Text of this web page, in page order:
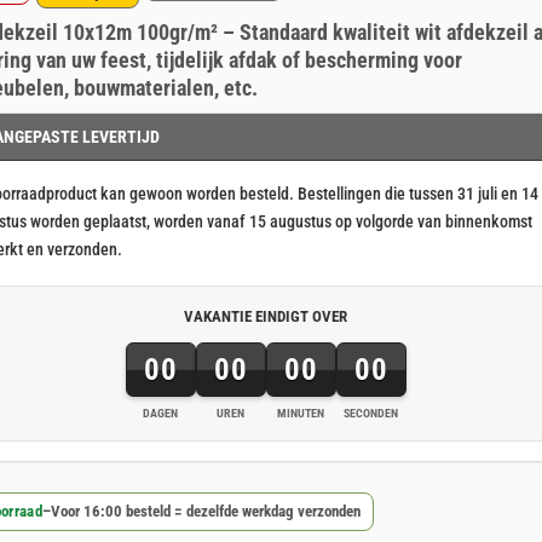
10x12m 100gr/m² – Standaard kwaliteit wit afdekzeil
van uw feest, tijdelijk afdak of bescherming voor
bouwmaterialen, etc.
LEVERTIJD
kan gewoon worden besteld. Bestellingen die tussen 31 juli en 14
worden geplaatst, worden vanaf 15 augustus op volgorde van binnenkomst
en verzonden.
VAKANTIE EINDIGT OVER
00
DAGEN
00
UREN
00
MINUTEN
00
SECONDEN
–Voor 16:00 besteld = dezelfde werkdag verzonden